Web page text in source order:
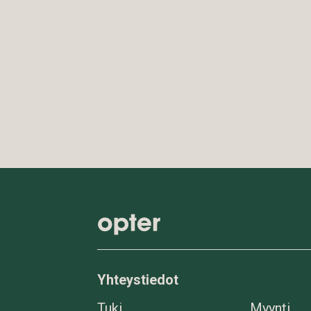
Yhteystiedot